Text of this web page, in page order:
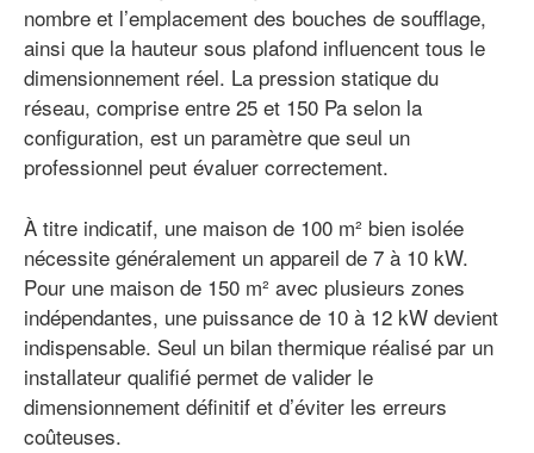
nombre et l’emplacement des bouches de soufflage,
ainsi que la hauteur sous plafond influencent tous le
dimensionnement réel. La pression statique du
réseau, comprise entre 25 et 150 Pa selon la
configuration, est un paramètre que seul un
professionnel peut évaluer correctement.
À titre indicatif, une maison de 100 m² bien isolée
nécessite généralement un appareil de 7 à 10 kW.
Pour une maison de 150 m² avec plusieurs zones
indépendantes, une puissance de 10 à 12 kW devient
indispensable. Seul un bilan thermique réalisé par un
installateur qualifié permet de valider le
dimensionnement définitif et d’éviter les erreurs
coûteuses.